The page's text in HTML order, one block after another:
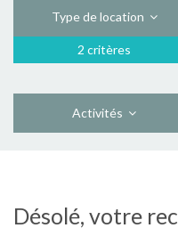
Type de location
2 critères
Activités
Désolé, votre